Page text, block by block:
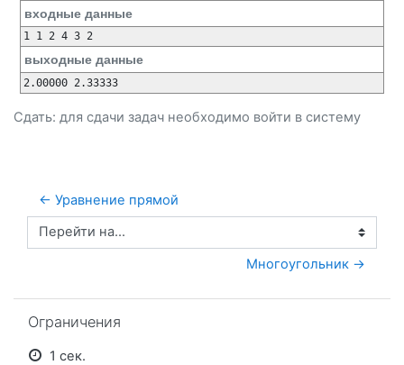
входные данные
выходные данные
Сдать: для сдачи задач необходимо войти в систему
← Уравнение прямой
Перейти на...
Многоугольник →
Ограничения
1 сек.